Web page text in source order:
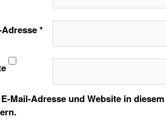
*
E-Mail-Adresse und Website in